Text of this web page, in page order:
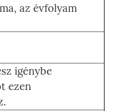
az évfolyam
igénybe
ezen